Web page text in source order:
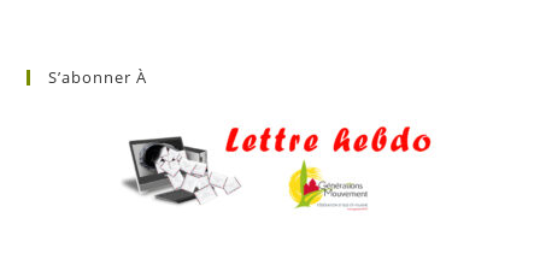
S’abonner À